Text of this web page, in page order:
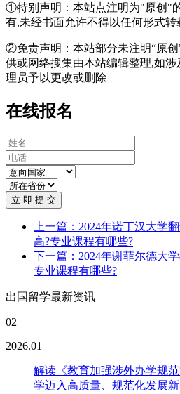
①特别声明：本站点注明为"原创"
有,未经书面允许不得以任何形式转
②免责声明：本站部分未注明“原
供或网络搜集由本站编辑整理,如
理员予以更改或删除
在线报名
立 即 提 交
上一篇：2024年诺丁汉大学
高?专业课程有哪些?
下一篇：2024年谢菲尔德大
专业课程有哪些?
出国留学最新资讯
02
2026.01
解读《教育加强涉外办学规
学迈入高质量、规范化发展